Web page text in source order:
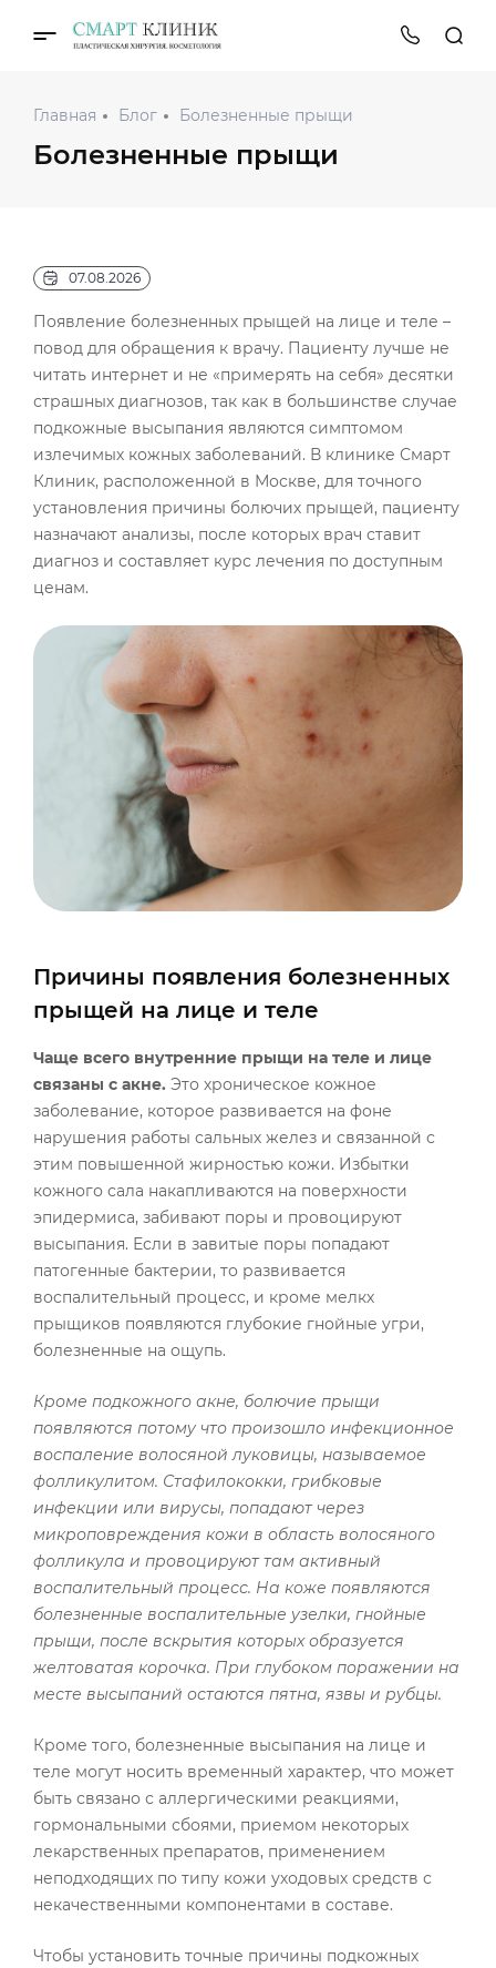
Главная Блог Болезненные прыщи
Болезненные прыщи
07.08.2026
Появление болезненных прыщей на лице и теле –
повод для обращения к врачу. Пациенту лучше не
читать интернет и не «примерять на себя» десятки
страшных диагнозов, так как в большинстве случае
подкожные высыпания являются симптомом
излечимых кожных заболеваний. В клинике Смарт
Клиник, расположенной в Москве, для точного
установления причины болючих прыщей, пациенту
назначают анализы, после которых врач ставит
диагноз и составляет курс лечения по доступным
ценам.
Причины появления болезненных
прыщей на лице и теле
Чаще всего внутренние прыщи на теле и лице
связаны с акне. Это хроническое кожное
заболевание, которое развивается на фоне
нарушения работы сальных желез и связанной с
этим повышенной жирностью кожи. Избытки
кожного сала накапливаются на поверхности
эпидермиса, забивают поры и провоцируют
высыпания. Если в завитые поры попадают
патогенные бактерии, то развивается
воспалительный процесс, и кроме мелкх
прыщиков появляются глубокие гнойные угри,
болезненные на ощупь.
Кроме подкожного акне, болючие прыщи
появляются потому что произошло инфекционное
воспаление волосяной луковицы, называемое
фолликулитом. Стафилококки, грибковые
инфекции или вирусы, попадают через
микроповреждения кожи в область волосяного
фолликула и провоцируют там активный
воспалительный процесс. На коже появляются
болезненные воспалительные узелки, гнойные
прыщи, после вскрытия которых образуется
желтоватая корочка. При глубоком поражении на
месте высыпаний остаются пятна, язвы и рубцы.
Кроме того, болезненные высыпания на лице и
теле могут носить временный характер, что может
быть связано с аллергическими реакциями,
гормональными сбоями, приемом некоторых
лекарственных препаратов, применением
неподходящих по типу кожи уходовых средств с
некачественными компонентами в составе.
Чтобы установить точные причины подкожных